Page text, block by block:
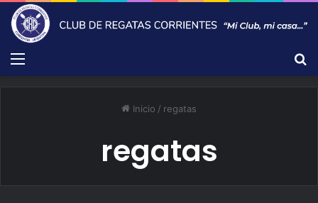
Menú
Inicio / regatas
regatas